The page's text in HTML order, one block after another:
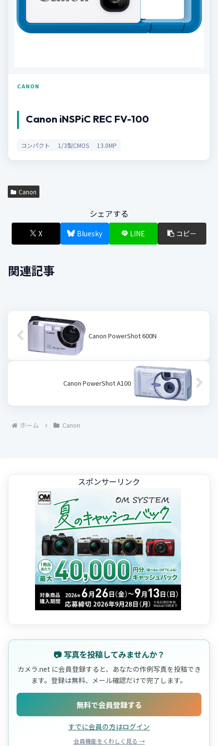
CANON
Canon iNSPiC REC FV-100
コンパクト 1/3型CMOS 13.0MP
Canon
シェアする
X Bluesky LINE コピー
関連記事
Canon PowerShot 600N
Canon PowerShot A100
ホーム Canon
スポンサーリンク
📷 写真を投稿してみませんか？
カメラ.net に会員登録すると、あなたの作例写真を投稿でき
ます。登録は無料、メール確認だけで完了します。
無料で会員登録する
すでに会員の方はログイン
会員機能をくわしく見る →